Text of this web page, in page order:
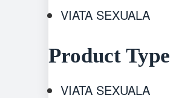
VIATA SEXUALA
Product Type
VIATA SEXUALA